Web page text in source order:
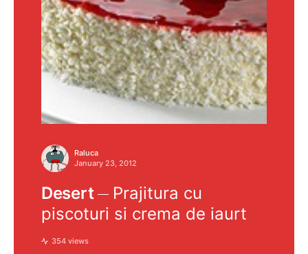
Raluca
January 23, 2012
Desert
Prajitura cu
piscoturi si crema de iaurt
354 views